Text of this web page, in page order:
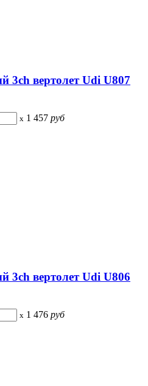
3ch вертолет Udi U807
x 1 457 руб
3ch вертолет Udi U806
x 1 476 руб